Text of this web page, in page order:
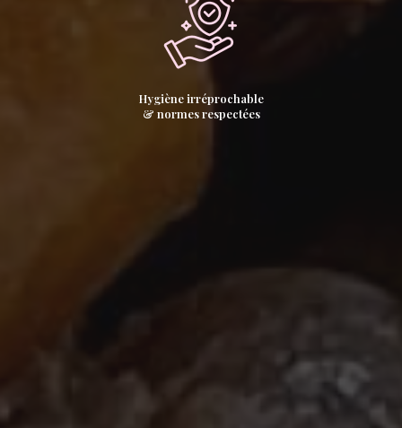
Hygiène irréprochable
& normes respectées